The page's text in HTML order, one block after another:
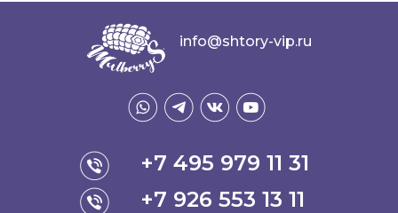
info@shtory-vip.ru
+7 495 979 11 31
+7 926 553 13 11